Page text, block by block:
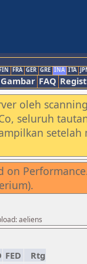
FRA GER GRE INA ITA
Gambar FAQ
oleh
seluruh
on
aeliens
FED
Rtg